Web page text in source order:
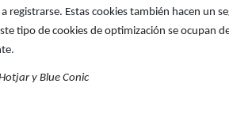
registrarse. Estas cookies también hacen un
tipo de cookies de optimización se ocupan
y Blue Conic